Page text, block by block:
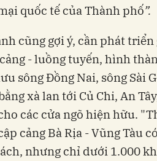
quốc tế của Thành phố”.
cũng gợi ý, cần phát
- luồng tuyến, hình
sông Đồng Nai, sông Sài
xà lan tới Củ Chi, An
các cửa ngõ hiện hữu.
cảng Bà Rịa - Vũng Tàu
nhưng chỉ dưới 1.000